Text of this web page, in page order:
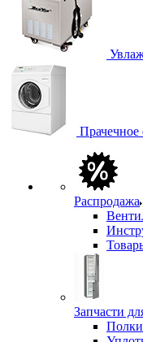
Прачечное
Распродажа
Запчасти